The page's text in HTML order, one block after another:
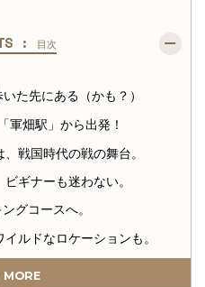
: 目次
た先にある（かも？）
軍畑駅」から出発！
戦国時代の戦の舞台。
ギナーも迷わない。
グコースへ。
ルドなロケーションも。
MORE